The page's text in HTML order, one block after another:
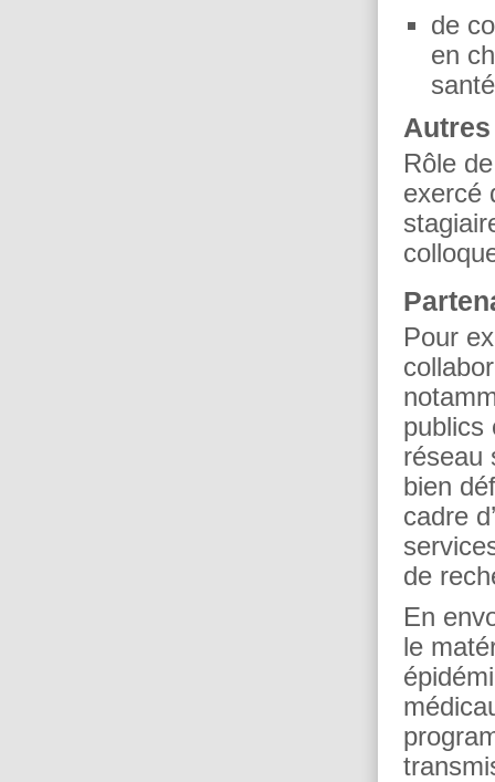
de
en
Rôle
exercé
Pour
publics
réseau
bien
cadre
de
En
le